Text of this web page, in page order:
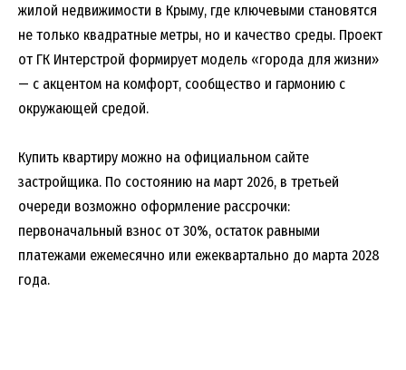
жилой недвижимости в Крыму, где ключевыми становятся
не только квадратные метры, но и качество среды. Проект
от ГК Интерстрой формирует модель «города для жизни»
— с акцентом на комфорт, сообщество и гармонию с
окружающей средой.
Купить квартиру можно на официальном сайте
застройщика. По состоянию на март 2026, в третьей
очереди возможно оформление рассрочки:
первоначальный взнос от 30%, остаток равными
платежами ежемесячно или ежеквартально до марта 2028
года.